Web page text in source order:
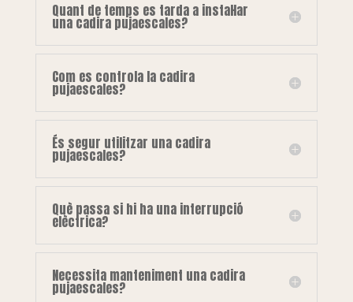
Quant de temps es tarda a instal·lar
una cadira pujaescales?
Com es controla la cadira
pujaescales?
És segur utilitzar una cadira
pujaescales?
Què passa si hi ha una interrupció
elèctrica?
Necessita manteniment una cadira
pujaescales?